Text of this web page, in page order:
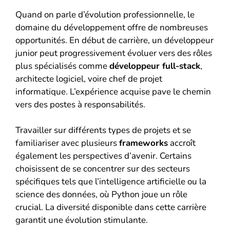
Quand on parle d’évolution professionnelle, le
domaine du développement offre de nombreuses
opportunités. En début de carrière, un développeur
junior peut progressivement évoluer vers des rôles
plus spécialisés commedéveloppeur full-stack,
architecte logiciel, voire chef de projet
informatique. L’expérience acquise pave le chemin
vers des postes à responsabilités.
Travailler sur différents types de projets et se
familiariser avec plusieursframeworks accroît
également les perspectives d’avenir. Certains
choisissent de se concentrer sur des secteurs
spécifiques tels que l’intelligence artificielle ou la
science des données, où Python joue un rôle
crucial. La diversité disponible dans cette carrière
garantit une évolution stimulante.